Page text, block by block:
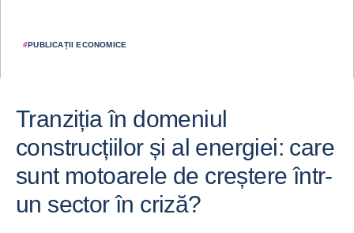
#PUBLICAȚII ECONOMICE
Tranziția în domeniul
construcțiilor și al energiei: care
sunt motoarele de creștere într-
un sector în criză?